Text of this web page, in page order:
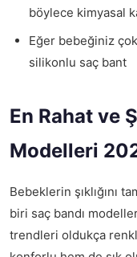
böylece kimyasal
Eğer bebeğiniz
silikonlu saç bant
En Rahat ve
Modelleri
Bebeklerin şıklığını
biri saç bandı
trendleri oldukça